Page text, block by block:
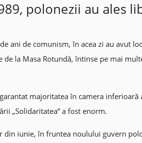
polonezii au ales
ani de comunism, în acea zi au avut
de la Masa Rotundă, întinse pe mai
majoritatea în camera
„Solidaritatea” a fost enorm.
din iunie, în fruntea noulului guvern